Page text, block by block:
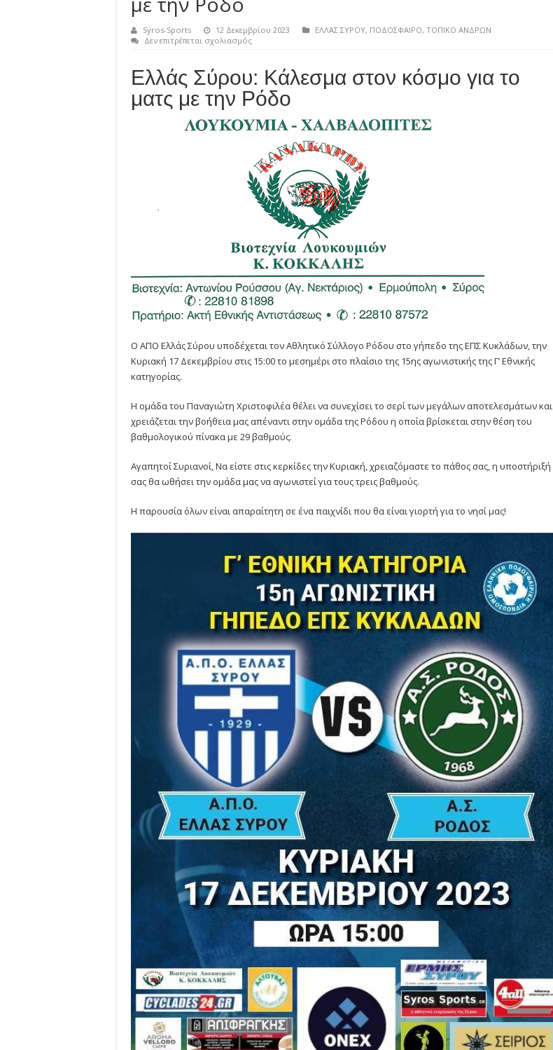
Syros-Sports 12 Δεκεμβρίου 2023 ΕΛΛΑΣ ΣΥΡΟΥ, ΠΟΔΟΣΦΑΙΡΟ, ΤΟΠΙΚΟ ΑΝΔΡΩΝ
Δεν επιτρέπεται σχολιασμόςστο
Κάλεσμα
στον
κόσμο
για
ματς
με
Ρόδο
Ελλάς Σύρου: Κάλεσμα στον κόσμο για το
ματς με την Ρόδο
Ο ΑΠΟ Ελλάς Σύρου υποδέχεται τον Αθλητικό Σύλλογο Ρόδου στο γήπεδο της ΕΠΣ Κυκλάδων, την
Κυριακή 17 Δεκεμβρίου στις 15:00 το μεσημέρι στο πλαίσιο της 15ης αγωνιστικής της Γ’ Εθνικής
κατηγορίας.
Η ομάδα του Παναγιώτη Χριστοφιλέα θέλει να συνεχίσει το σερί των μεγάλων αποτελεσμάτων και
χρειάζεται την βοήθεια μας απέναντι στην ομάδα της Ρόδου η οποία βρίσκεται στην θέση του
βαθμολογικού πίνακα με 29 βαθμούς.
Αγαπητοί Συριανοί, Να είστε στις κερκίδες την Κυριακή, χρειαζόμαστε το πάθος σας, η υποστήριξή
σας θα ωθήσει την ομάδα μας να αγωνιστεί για τους τρεις βαθμούς.
Η παρουσία όλων είναι απαραίτητη σε ένα παιχνίδι που θα είναι γιορτή για το νησί μας!